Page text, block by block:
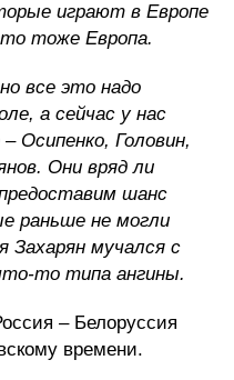
играют в Европе
тоже Европа.
все это надо
а сейчас у нас
Осипенко, Головин,
Они вряд ли
шанс
раньше не могли
Захарян мучался с
то типа ангины.
– Белоруссия
времени.